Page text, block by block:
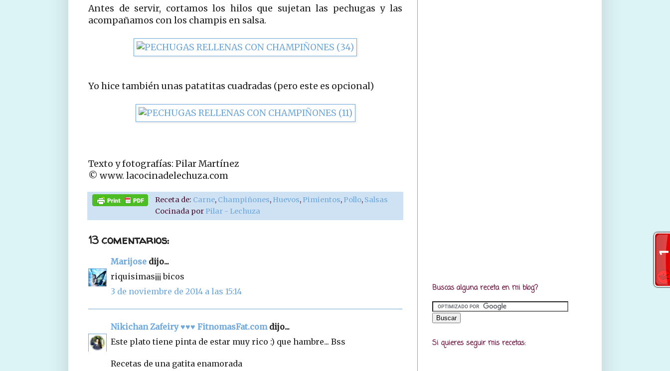
Antes de servir, cortamos los hilos que sujetan las pechugas y las
acompañamos con los champis en salsa.
Yo hice también unas patatitas cuadradas (pero este es opcional)
Texto y fotografías: Pilar Martínez
© www. lacocinadelechuza.com
Receta de: Carne, Champiñones, Huevos, Pimientos, Pollo, Salsas
Cocinada por Pilar - Lechuza
13 comentarios:
Marijose dijo...
riquisimas¡¡¡ bicos
3 de noviembre de 2014 a las 15:14
Nikichan Zafeiry ♥♥♥ FitnomasFat.comdijo...
Este plato tiene pinta de estar muy rico :) que hambre... Bss
Recetas de una gatita enamorada
Buscas alguna receta en mi blog?
Si quieres seguir mis recetas: